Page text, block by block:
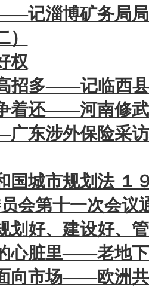
记淄博矿务局
权
招多——记临西
着还——河南修
东涉外保险采
国城市规划法 １
会第十一次会议
划好、建设好、
心脏里——老地
向市场——欧洲共